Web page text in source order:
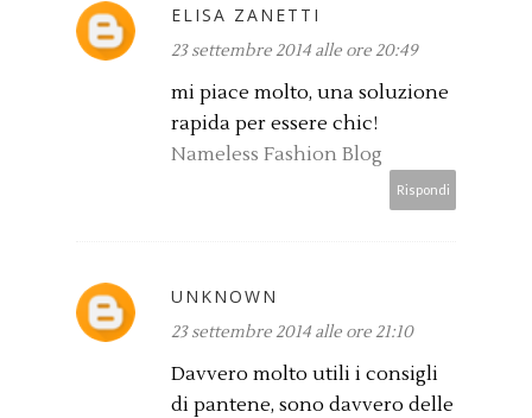
ELISA ZANETTI
23 settembre 2014 alle ore 20:49
mi piace molto, una soluzione
rapida per essere chic!
Nameless Fashion Blog
Rispondi
UNKNOWN
23 settembre 2014 alle ore 21:10
Davvero molto utili i consigli
di pantene, sono davvero delle